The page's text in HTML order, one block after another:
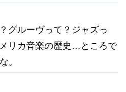
グルーヴって？ジャズっ
リカ音楽の歴史…ところで
。